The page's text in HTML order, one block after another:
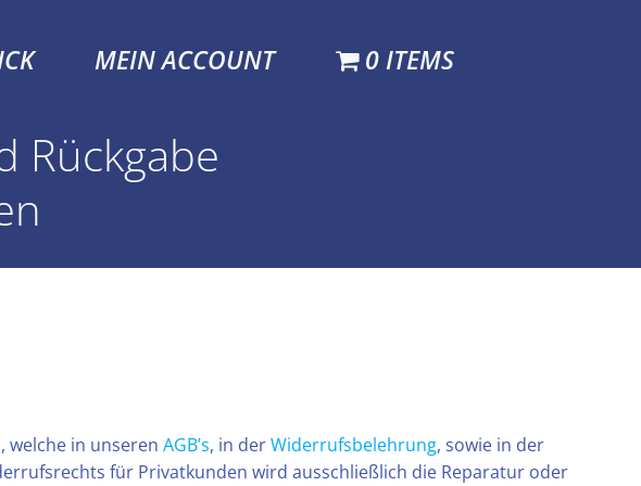
MEIN ACCOUNT 0 ITEMS
Rückgabe
welche in unseren AGB’s, in derWiderrufsbelehrung, sowie in der
für Privatkunden wird ausschließlich die Reparatur oder